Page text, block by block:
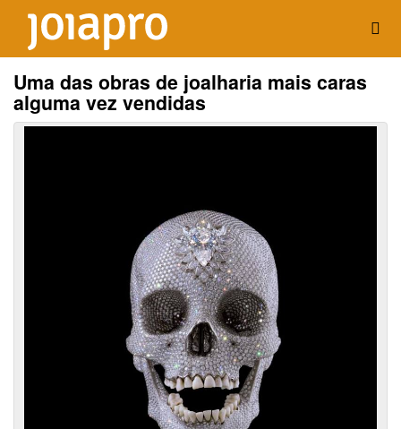
Uma das obras de joalharia mais caras
alguma vez vendidas